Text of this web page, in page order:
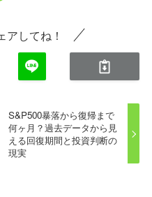
アしてね！
S&P500暴落から復帰まで
何ヶ月？過去データから見
える回復期間と投資判断の
現実